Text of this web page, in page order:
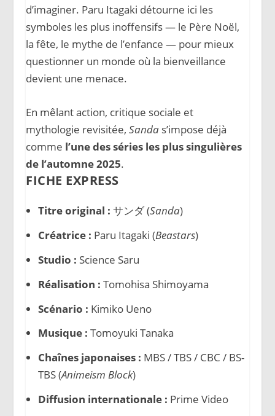
d’imaginer. Paru Itagaki détourne ici les
symboles les plus inoffensifs — le Père Noël,
la fête, le mythe de l’enfance — pour mieux
questionner un monde où la bienveillance
devient une menace.
En mêlant action, critique sociale et
mythologie revisitée,Sanda s’impose déjà
comme l’une des séries les plus singulières
de l’automne 2025.
FICHE EXPRESS
Titre original : サンダ (Sanda)
Créatrice : Paru Itagaki (Beastars)
Studio : Science Saru
Réalisation : Tomohisa Shimoyama
Scénario : Kimiko Ueno
Musique : Tomoyuki Tanaka
Chaînes japonaises : MBS / TBS / CBC / BS-
TBS (Animeism Block)
Diffusion internationale : Prime Video